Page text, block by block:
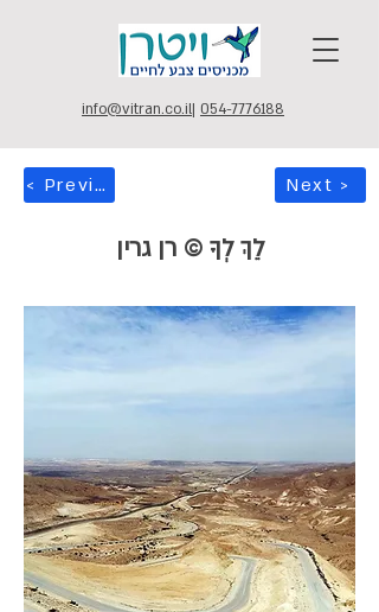
info@vitran.co.il| 054-7776188
< Previous Next >
לֵךְ לְךָ © רן גרין